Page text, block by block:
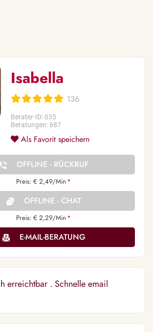
Isabella
136
Berater-ID: 035
Beratungen: 687
Als Favorit speichern
OFFLINE - RÜCKRUF
Preis: € 2,49/Min *
OFFLINE - CHAT
Preis: € 2,29/Min *
E-MAIL-BERATUNG
erreichtbar . Schnelle email